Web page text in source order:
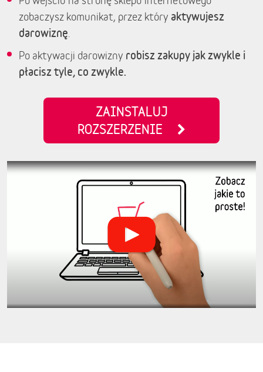
zobaczysz komunikat, przez który aktywujesz
darowiznę
Po aktywacji darowizny robisz zakupy jak zwykle i
płacisz tyle, co zwykle.
ZAINSTALUJ
ROZSZERZENIE